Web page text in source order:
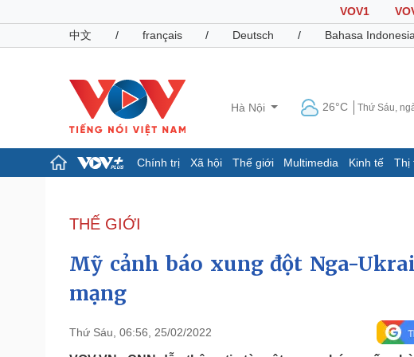
VOV1
中文
/ français / Deutsch / Bahasa Indonesia
Hà Nội 26°C Thứ Sáu,
Chính trị Xã hội Thế giới Multimedia Kinh tế Thị
Đảng
Tổ chức nhân sự
Nhận diện sự thật
Dấu ấn VOV
Pháp luật
Thể
THẾ GIỚI
Mỹ cảnh báo xung đột Nga-
mạng
Thứ Sáu, 06:56, 25/02/2022